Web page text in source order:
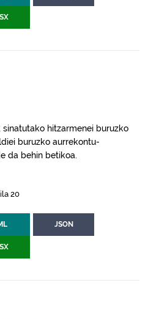
sinatutako hitzarmenei buruzko
buruzko aurrekontu-
da behin betikoa.
20
JSON